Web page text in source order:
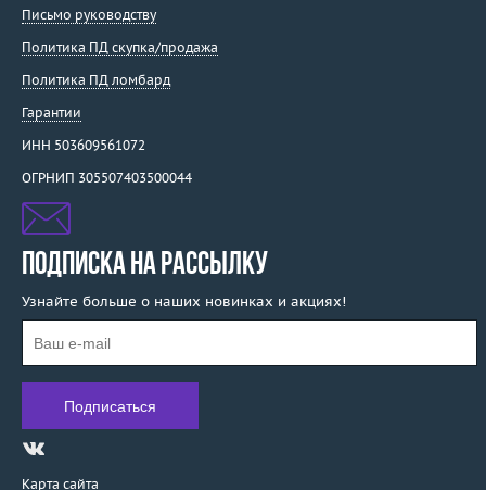
Письмо руководству
Политика ПД скупка/продажа
Политика ПД ломбард
Гарантии
ИНН 503609561072
ОГРНИП 305507403500044
ПОДПИСКА НА РАССЫЛКУ
Узнайте больше о наших новинках и акциях!
Карта сайта